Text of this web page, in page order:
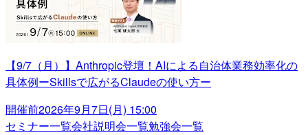
【9/7（月）】Anthropic登壇！AIによる自治体業務効率化の
具体例ーSkillsで広がるClaudeの使い方ー
開催前2026年9月7日(月) 15:00
セミナー一覧会社説明会一覧勉強会一覧